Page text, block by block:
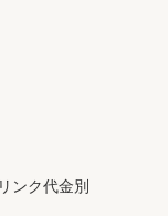
ンク代金別